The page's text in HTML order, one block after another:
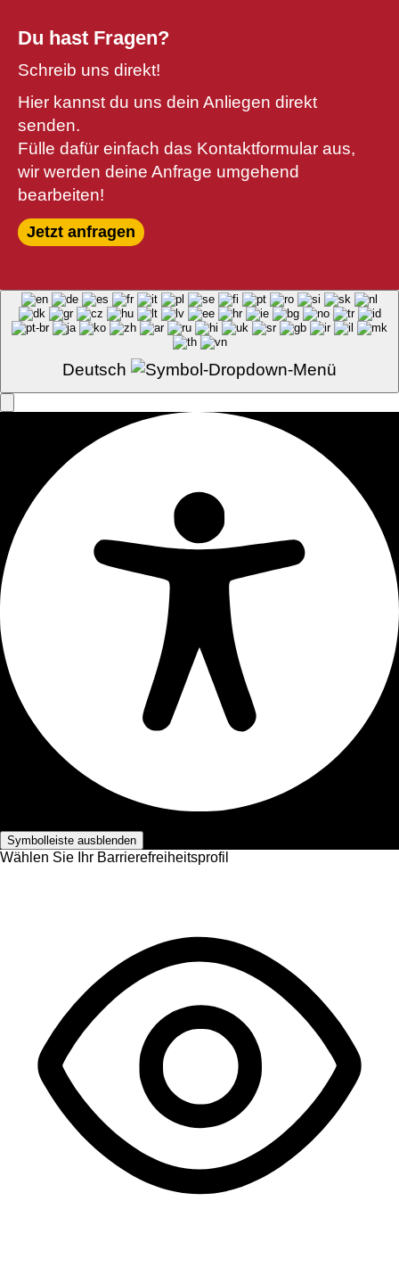
Du hast Fragen?
Schreib uns direkt!
Hier kannst du uns dein Anliegen direkt
senden.
Fülle dafür einfach das Kontaktformular aus,
wir werden deine Anfrage umgehend
bearbeiten!
Jetzt anfragen
Deutsch
Symbolleiste ausblenden
Wählen Sie Ihr Barrierefreiheitsprofil